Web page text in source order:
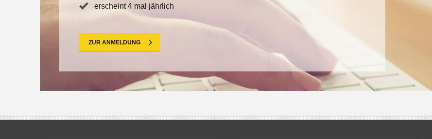
erscheint 4 mal jährlich
ZUR ANMELDUNG